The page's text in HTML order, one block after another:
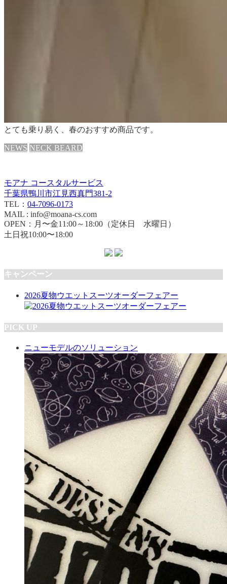
とても乗り易く、春のおすすめ商品です。
NEWS NECK BEARD
モアナ コースタルサービス
千葉県鴨川市江見西真門381-2
TEL： 04-7096-0173
MAIL : info@moana-cs.com
OPEN：月〜金11:00～18:00（定休日 水曜日）
土日祝10:00〜18:00
キャンペーン
2026夏物ウエットスーツオーダーフェアー
PICK UP
ニューモデルのソリューション